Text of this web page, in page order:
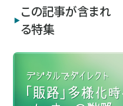
この記事が含まれ
る特集